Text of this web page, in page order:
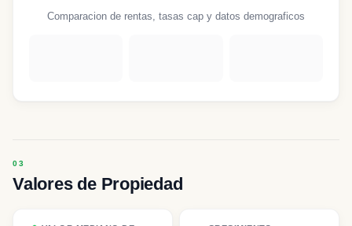
Comparacion de rentas, tasas cap y datos demograficos
Valores de Propiedad